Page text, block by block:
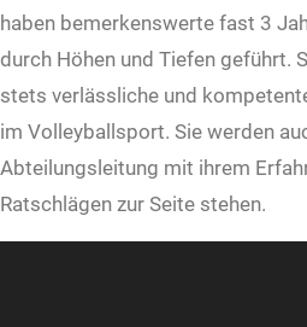
haben bemerkenswerte fast 3
durch Höhen und Tiefen geführt.
stets verlässliche und
im Volleyballsport. Sie werden
Abteilungsleitung mit ihrem
Ratschlägen zur Seite stehen.